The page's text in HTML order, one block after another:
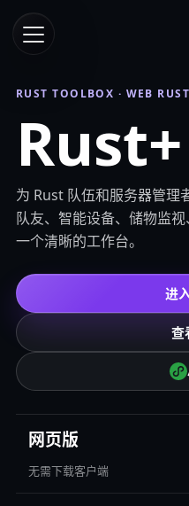
RUST TOOLBOX · WEB
Rust+
为 Rust 队伍和服务器管理
队友、智能设备、储物监
一个清晰的工作台。
进
查
网页版
无需下载客户端